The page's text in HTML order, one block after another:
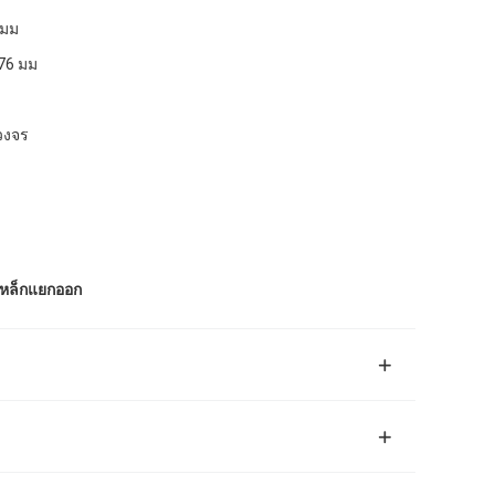
ม
มม
จร
ล็กแยกออก